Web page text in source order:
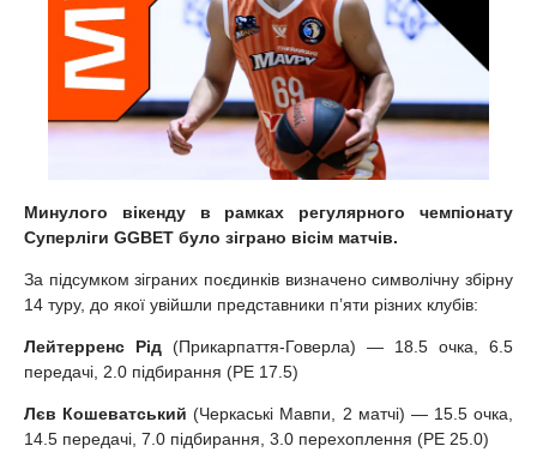
Минулого вікенду в рамках регулярного чемпіонату
Суперліги GGBET було зіграно вісім матчів.
За підсумком зіграних поєдинків визначено символічну збірну
14 туру, до якої увійшли представники пʼяти різних клубів:
Лейтерренс Рід (Прикарпаття-Говерла) — 18.5 очка, 6.5
передачі, 2.0 підбирання (РЕ 17.5)
Лєв Кошеватський (Черкаські Мавпи, 2 матчі) — 15.5 очка,
14.5 передачі, 7.0 підбирання, 3.0 перехоплення (РЕ 25.0)